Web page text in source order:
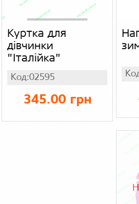
Куртка для
дівчинки
"Італійка"
Код:02595
345.00 грн